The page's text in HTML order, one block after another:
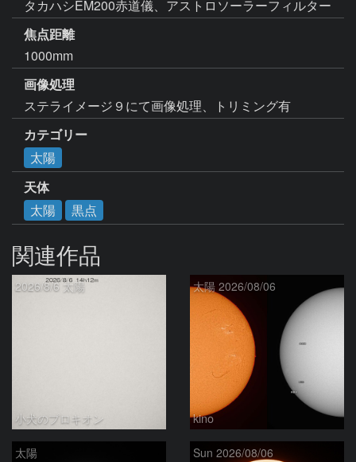
タカハシEM200赤道儀、アストロソーラーフィルター
焦点距離
1000mm
画像処理
ステライメージ９にて画像処理、トリミング有
カテゴリー
太陽
天体
太陽
黒点
関連作品
2026/8/6 太陽
小犬のプロキオン
太陽 2026/08/06
kino
太陽 Sun 2026/08/06